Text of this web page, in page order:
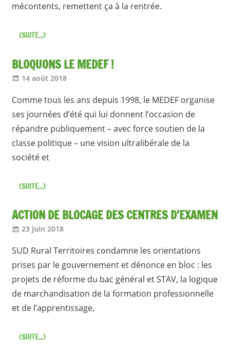
mécontents, remettent ça à la rentrée.
(SUITE...)
BLOQUONS LE MEDEF !
14 août 2018
Comme tous les ans depuis 1998, le MEDEF organise
ses journées d’été qui lui donnent l’occasion de
répandre publiquement – avec force soutien de la
classe politique – une vision ultralibérale de la
société et
(SUITE...)
ACTION DE BLOCAGE DES CENTRES D’EXAMEN
23 juin 2018
SUD Rural Territoires condamne les orientations
prises par le gouvernement et dénonce en bloc : les
projets de réforme du bac général et STAV, la logique
de marchandisation de la formation professionnelle
et de l’apprentissage,
(SUITE...)